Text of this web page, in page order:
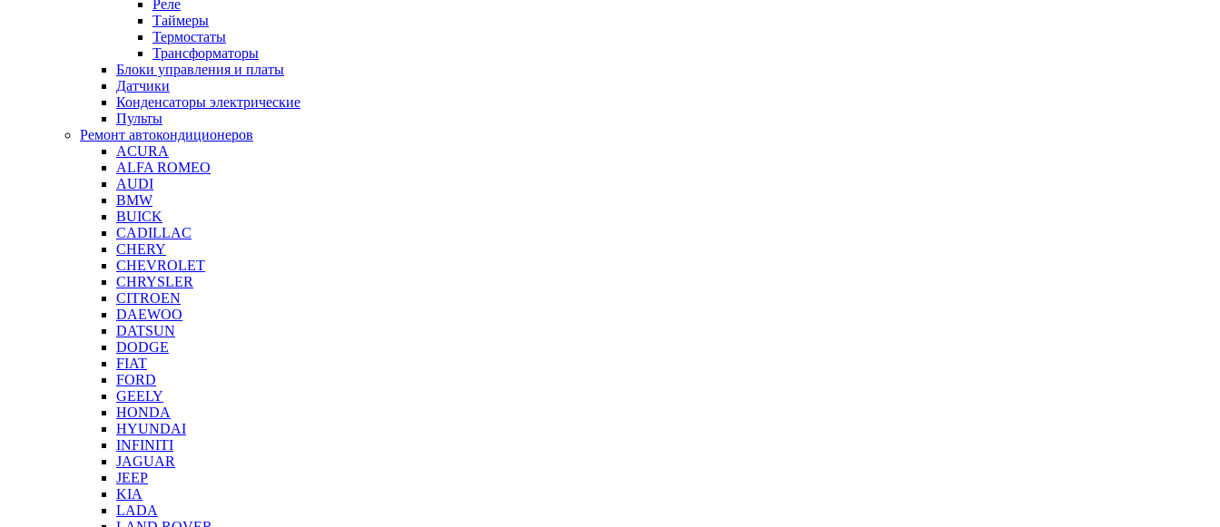
Реле
Таймеры
Термостаты
Трансформаторы
Блоки управления и платы
Датчики
Конденсаторы электрические
Пульты
Ремонт автокондиционеров
ACURA
ALFA ROMEO
AUDI
BMW
BUICK
CADILLAC
CHERY
CHEVROLET
CHRYSLER
CITROEN
DAEWOO
DATSUN
DODGE
FIAT
FORD
GEELY
HONDA
HYUNDAI
INFINITI
JAGUAR
JEEP
KIA
LADA